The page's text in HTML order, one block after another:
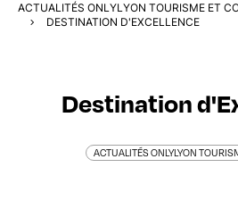
ACTUALITÉS ONLYLYON TOURISME ET
DESTINATION D'EXCELLENCE
Destination
ACTUALITÉS ONLYLYON